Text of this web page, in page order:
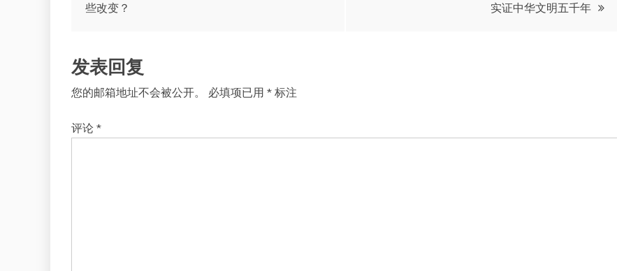
章
导
航
些改变？
实证中华文明五千年
发表回复
您的邮箱地址不会被公开。 必填项已用 * 标注
评论 *